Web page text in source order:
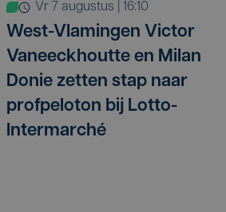
vr 7 augustus | 16:10
West-Vlamingen Victor
Vaneeckhoutte en Milan
Donie zetten stap naar
profpeloton bij Lotto-
Intermarché